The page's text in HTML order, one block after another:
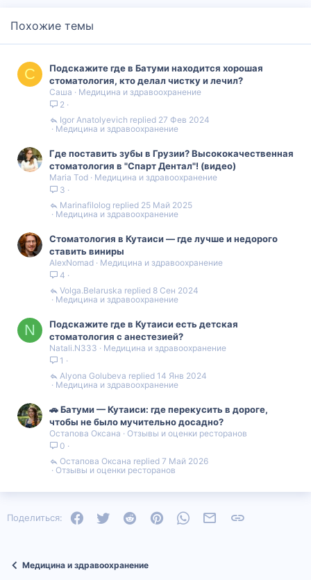
предлагает полный спектр стоматологических услуг, так что вы
Однако, перед выбором клиники стоит проинформироваться о
стоимости процедуры и возможностях медицинского
страхования. Некоторые клиники могут предлагать
специальные предложения или скидки, а также поддерживать
сотрудничество с медицинскими страховыми компаниями, что
может сделать процедуру более доступной.
Вы можете прочитать отзывы онлайн или обратиться к
знакомым, которые уже пользовались услугами
стоматологических клиник в Батуми, чтобы получить
рекомендации и реальные примеры удовлетворенности
пациентов.
Похожие темы
С
Подскажите где в Батуми находится хорошая
стоматология, кто делал чистку и лечил?
Саша
Медицина и здравоохранение
2
Медицина и здравоохранение
27 Фев 2024
Igor Anatolyevich
Где поставить зубы в Грузии? Высококачественная
стоматология в "Спарт Дентал"! (видео)
Maria Tod
Медицина и здравоохранение
3
Медицина и здравоохранение
25 Май 2025
Marinafilolog
Стоматология в Кутаиси — где лучше и недорого
ставить виниры
AlexNomad
Медицина и здравоохранение
4
Медицина и здравоохранение
8 Сен 2024
Volga.Belaruska
N
Подскажите где в Кутаиси есть детская
стоматология с анестезией?
Natali.N333
Медицина и здравоохранение
1
Медицина и здравоохранение
14 Янв 2024
Alyona Golubeva
🚗 Батуми — Кутаиси: где перекусить в дороге,
чтобы не было мучительно досадно?
Остапова Оксана
Отзывы и оценки ресторанов
0
Отзывы и оценки ресторанов
7 Май 2026
Остапова Оксана
Поделиться: FacebookTwitter Reddit PinterestWhatsAppЭлектронная почта
Медицина и здравоохранение